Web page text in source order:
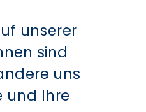
unserer
sind
uns
und Ihre